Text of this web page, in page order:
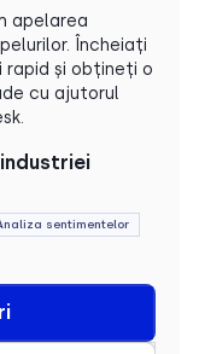
apelarea
Încheiați
și obțineți o
cu ajutorul
sentimentelor